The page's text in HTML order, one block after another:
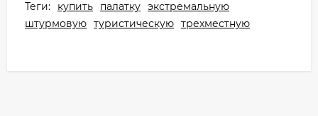
Теги: купить палатку экстремальную
штурмовую туристическую трехместную